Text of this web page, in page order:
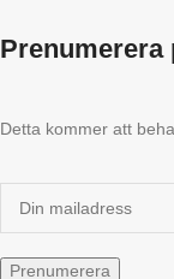
Prenumerera
Detta kommer att